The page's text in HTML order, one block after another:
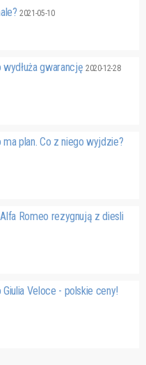
2021-05-10
gwarancję 2020-12-28
ma plan. Co z niego wyjdzie?
Romeo rezygnują z diesli
Veloce - polskie ceny!